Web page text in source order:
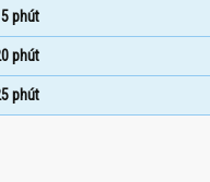
phút
phút
phút